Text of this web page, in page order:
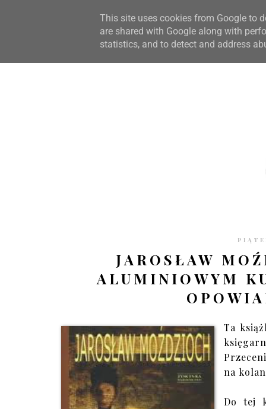
STRONA GŁÓWNA WSPÓŁPRACA RECENZJE O
JAROSŁAW
ALUMINIOWYM
Ta
na
Do tej
This site uses cookies from Google to
are shared with Google along with
statistics, and to detect and address